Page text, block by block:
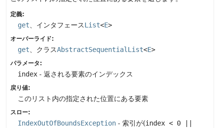
定義:
get 、インタフェースList<E>
オーバーライド:
get 、クラスAbstractSequentialList<E>
パラメータ:
index - 返される要素のインデックス
戻り値:
このリスト内の指定された位置にある要素
スロー:
IndexOutOfBoundsException - 索引が(index < 0 ||